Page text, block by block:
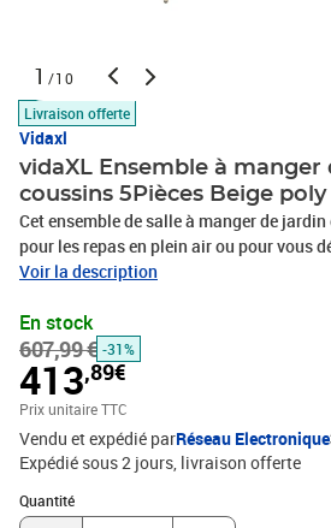
1 /10
Livraison offerte
Vidaxl
vidaXL Ensemble à manger
coussins 5Pièces Beige
Cet ensemble de salle à manger de
pour les repas en plein air ou pour vous
dans l'arrière-cour ou sur la terrasse.
matériau synthétique solide et
ressemble au rotin naturel. Il est léger,
couramment utilisé pour les meubles
durabilité et de ses propriétés de
intempéries.Dossier réglable : ce siège de
poignée. Vous pouvez régler le dossier
position en tirant sur la poignée et le
position initiale.Expérience d'assise
Voir la description
En stock
607,99 € -31%
413,89€
Prix unitaire TTC
Vendu et expédié parRéseau Electronique
Expédié sous 2 jours livraison offerte
Quantité
Quantité : 1